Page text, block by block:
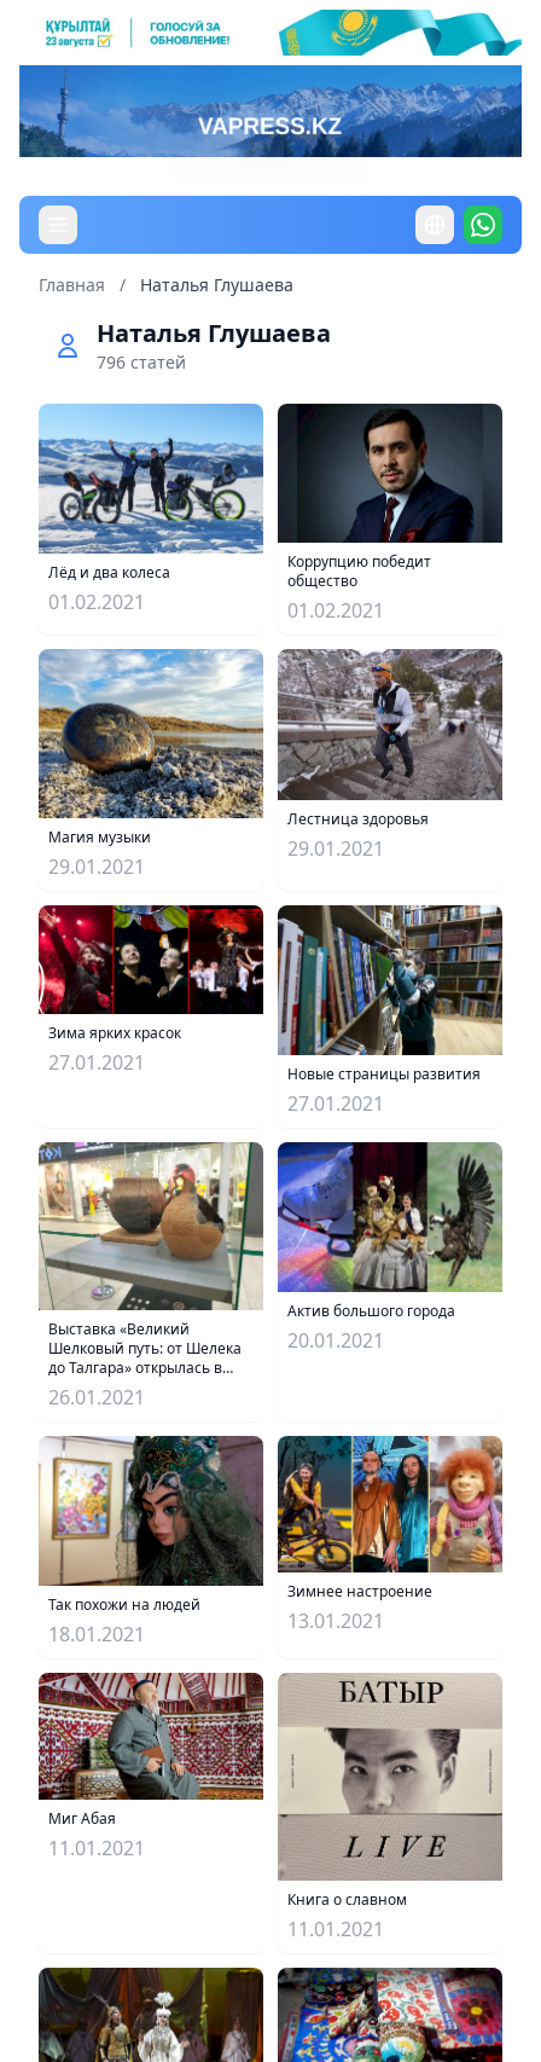
Главная / Наталья Глушаева
Наталья Глушаева
796 статей
Лёд и два колеса
01.02.2021
Коррупцию победит
общество
01.02.2021
Магия музыки
29.01.2021
Лестница здоровья
29.01.2021
Зима ярких красок
27.01.2021 Новые страницы развития
27.01.2021
Выставка «Великий
Шелковый путь: от Шелека
до Талгара» открылась в
Алматы
26.01.2021
Актив большого города
20.01.2021
Так похожи на людей
18.01.2021
Зимнее настроение
13.01.2021
Миг Абая
11.01.2021
Книга о славном
11.01.2021